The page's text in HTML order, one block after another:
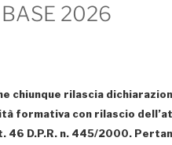
2026
chiunque rilascia
formativa con rilascio
D.P.R. n. 445/2000.